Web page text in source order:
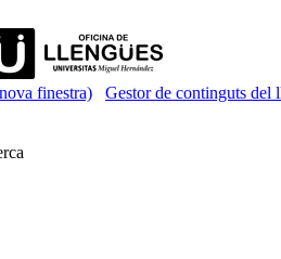
finestra) Gestor de continguts del